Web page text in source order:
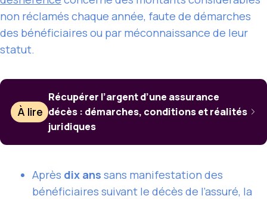
non réclamés chaque année, faute de démarches
des bénéficiaires ou par méconnaissance de leur
statut.
À lire
Récupérer l’argent d’une assurance
décès : démarches, conditions et réalités
juridiques
Après dix ans sans manifestation des
bénéficiaires suivant le décès de l’assuré, la